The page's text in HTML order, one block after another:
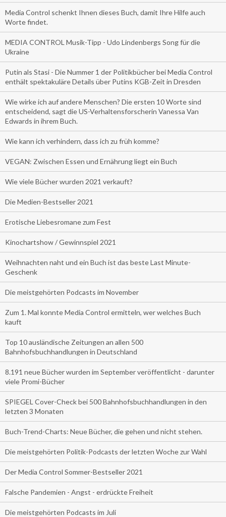
Media Control schenkt Ihnen dieses Buch, damit Ihre Hilfe auch
Worte findet.
MEDIA CONTROL Musik-Tipp - Udo Lindenbergs Song für die
Ukraine
Putin als Stasi - Die Nummer 1 der Politikbücher bei Media Control
enthält spektakuläre Details über Putins KGB-Zeit in Dresden
Wie wirke ich auf andere Menschen? Die ersten 10 Worte sind
entscheidend, sagt die US-Verhaltensforscherin Vanessa Van
Edwards in ihrem Buch.
Wie kann ich verhindern, dass ich zu früh komme?
VEGAN: Zwischen Essen und Ernährung liegt ein Buch
Wie viele Bücher wurden 2021 verkauft?
Die Medien-Bestseller 2021
Erotische Liebesromane zum Fest
Kinochartshow / Gewinnspiel 2021
Weihnachten naht und ein Buch ist das beste Last Minute-
Geschenk
Die meistgehörten Podcasts im November
Zum 1. Mal konnte Media Control ermitteln, wer welches Buch
kauft
Top 10 ausländische Zeitungen an allen 500
Bahnhofsbuchhandlungen in Deutschland
8.191 neue Bücher wurden im September veröffentlicht - darunter
viele Promi-Bücher
SPIEGEL Cover-Check bei 500 Bahnhofsbuchhandlungen in den
letzten 3 Monaten
Buch-Trend-Charts: Neue Bücher, die gehen und nicht stehen.
Die meistgehörten Politik-Podcasts der letzten Woche zur Wahl
Der Media Control Sommer-Bestseller 2021
Falsche Pandemien - Angst - erdrückte Freiheit
Die meistgehörten Podcasts im Juli